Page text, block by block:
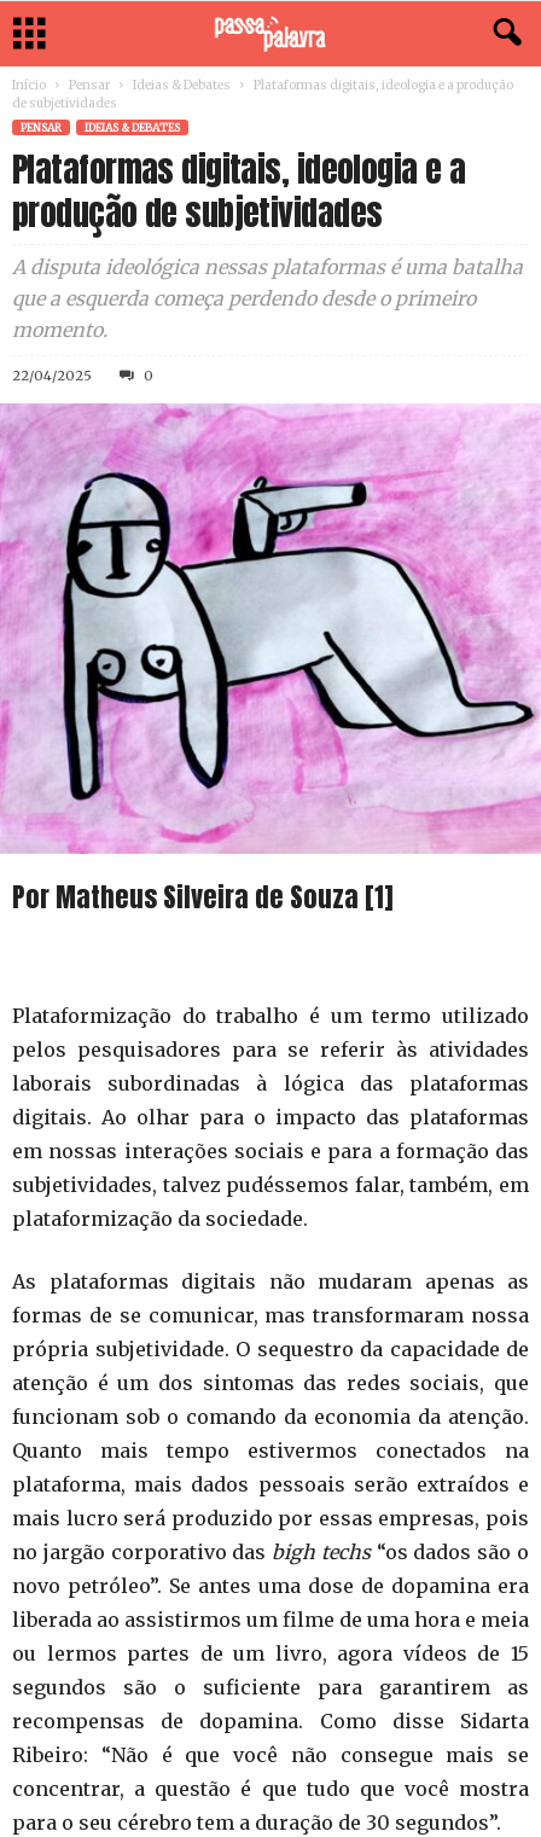
Início Pensar Ideias & Debates
Plataformas digitais, ideologia e a produção
de subjetividades
PENSAR IDEIAS & DEBATES
Plataformas digitais, ideologia e a
produção de subjetividades
A disputa ideológica nessas plataformas é uma batalha
que a esquerda começa perdendo desde o primeiro
momento.
22/04/2025 0
Por Matheus Silveira de Souza [1]
Plataformização do trabalho é um termo utilizado
pelos pesquisadores para se referir às atividades
laborais subordinadas à lógica das plataformas
digitais. Ao olhar para o impacto das plataformas
em nossas interações sociais e para a formação das
subjetividades, talvez pudéssemos falar, também, em
plataformização da sociedade.
As plataformas digitais não mudaram apenas as
formas de se comunicar, mas transformaram nossa
própria subjetividade. O sequestro da capacidade de
atenção é um dos sintomas das redes sociais, que
funcionam sob o comando da economia da atenção.
Quanto mais tempo estivermos conectados na
plataforma, mais dados pessoais serão extraídos e
mais lucro será produzido por essas empresas, pois
no jargão corporativo das bigh techs“os dados são o
novo petróleo”. Se antes uma dose de dopamina era
liberada ao assistirmos um filme de uma hora e meia
ou lermos partes de um livro, agora vídeos de 15
segundos são o suficiente para garantirem as
recompensas de dopamina. Como disse Sidarta
Ribeiro: “Não é que você não consegue mais se
concentrar, a questão é que tudo que você mostra
para o seu cérebro tem a duração de 30 segundos”.